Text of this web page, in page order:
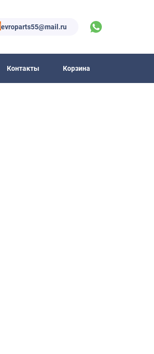
evroparts55@mail.ru
Контакты Корзина